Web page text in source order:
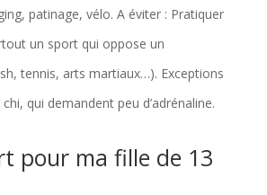
patinage, vélo. A éviter : Pratiquer
un sport qui oppose un
tennis, arts martiaux…). Exceptions
qui demandent peu d’adrénaline.
pour ma fille de 13